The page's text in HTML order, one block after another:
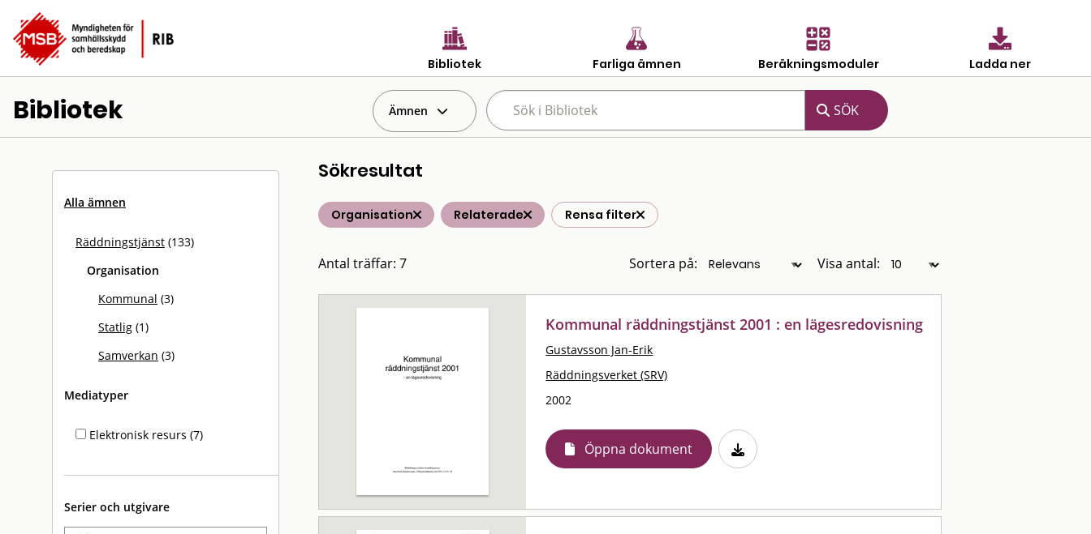
Bibliotek Farliga ämnen Beräkningsmoduler Ladda ner
Bibliotek Ämnen
Alla ämnen
Räddningstjänst (133)
Organisation
Kommunal (3)
Statlig (1)
Samverkan (3)
Mediatyper
Elektronisk resurs (7)
Serier och utgivare
Sökresultat
Organisation Relaterade Rensa filter
Antal träffar: 7 Sortera på: Visa antal:
Kommunal räddningstjänst 2001 : en lägesredovisning
Gustavsson Jan-Erik
Räddningsverket (SRV)
2002
Öppna dokument